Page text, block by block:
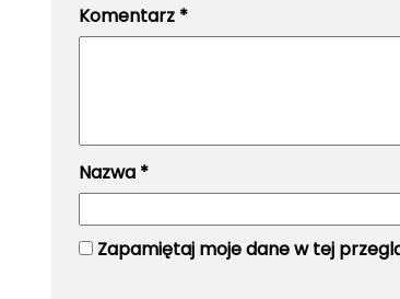
Komentarz *
Nazwa *
Zapamiętaj moje dane w tej